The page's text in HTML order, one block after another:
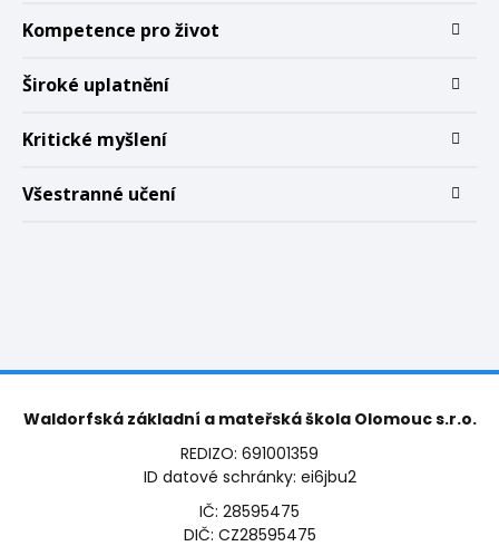
Kompetence pro život
Široké uplatnění
Kritické myšlení
Všestranné učení
Waldorfská základní a mateřská škola Olomouc s.r.o.
REDIZO: 691001359
ID datové schránky: ei6jbu2
IČ: 28595475
DIČ: CZ28595475